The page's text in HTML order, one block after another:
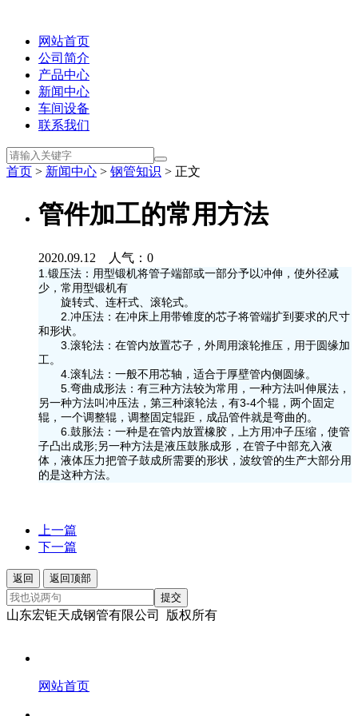
网站首页
公司简介
产品中心
新闻中心
车间设备
联系我们
首页 > 新闻中心 > 钢管知识 > 正文
管件加工的常用方法
2020.09.12 人气： 0
1.锻压法：用型锻机将管子端部或一部分予以冲伸，使外径减
少，常用型锻机有
旋转式、连杆式、滚轮式。
2.冲压法：在冲床上用带锥度的芯子将管端扩到要求的尺寸
和形状。
3.滚轮法：在管内放置芯子，外周用滚轮推压，用于圆缘加
工。
4.滚轧法：一般不用芯轴，适合于厚壁管内侧圆缘。
5.弯曲成形法：有三种方法较为常用，一种方法叫伸展法，
另一种方法叫冲压法，第三种滚轮法，有3-4个辊，两个固定
辊，一个调整辊，调整固定辊距，成品管件就是弯曲的。
6.鼓胀法：一种是在管内放置橡胶，上方用冲子压缩，使管
子凸出成形;另一种方法是液压鼓胀成形，在管子中部充入液
体，液体压力把管子鼓成所需要的形状，波纹管的生产大部分用
的是这种方法。
上一篇
下一篇
返回
返回顶部
提交
山东宏钜天成钢管有限公司 版权所有
网站首页